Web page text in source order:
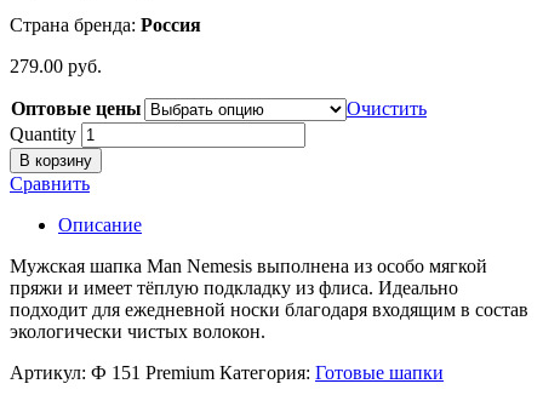
Страна бренда: Россия
279.00 руб.
Оптовые цены
Очистить
Quantity
В корзину
Сравнить
Описание
Мужская шапка Man Nemesis выполнена из особо мягкой
пряжи и имеет тёплую подкладку из флиса. Идеально
подходит для ежедневной носки благодаря входящим в состав
экологически чистых волокон.
Артикул: Ф 151 Premium Категория: Готовые шапки